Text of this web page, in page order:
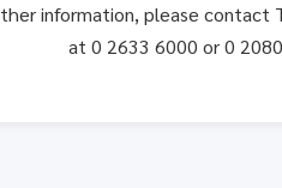
information, please contact
at 0 2633 6000 or 0